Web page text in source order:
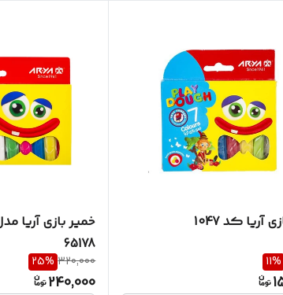
آریا کد 1047
11%
65178
320,000
25%
240,000